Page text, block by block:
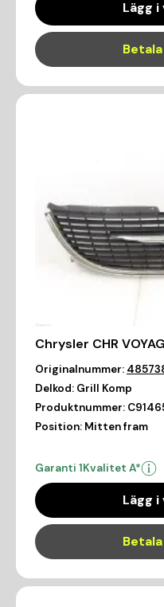
Lägg
Chrysler CHR
Originalnummer:
Delkod: Grill Komp
Produktnummer:
Position: Mitten fram
Garanti 1Kvalitet A*
Lägg